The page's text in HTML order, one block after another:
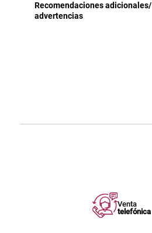
Recomendaciones adicionales/
advertencias
Venta
telefónica